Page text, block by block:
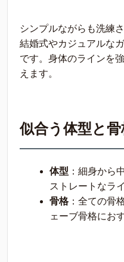
シンプルながらも洗練
結婚式やカジュアルな
です。身体のラインを
えます。
似合う体型と骨
体型 ：細身から
ストレートなラ
骨格：全ての骨
ェーブ骨格にお